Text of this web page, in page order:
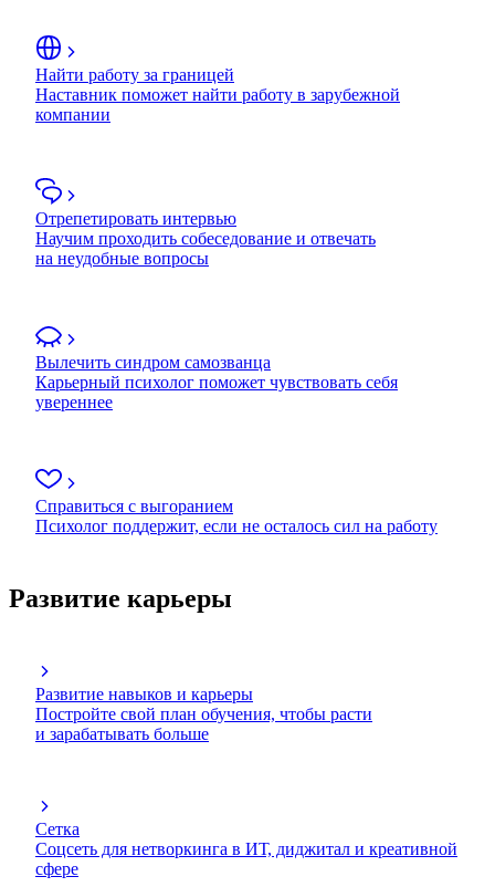
Найти работу за границей
Наставник поможет найти работу в зарубежной
компании
Отрепетировать интервью
Научим проходить собеседование и отвечать
на неудобные вопросы
Вылечить синдром самозванца
Карьерный психолог поможет чувствовать себя
увереннее
Справиться с выгоранием
Психолог поддержит, если не осталось сил на работу
Развитие карьеры
Развитие навыков и карьеры
Постройте свой план обучения, чтобы расти
и зарабатывать больше
Сетка
Соцсеть для нетворкинга в ИТ, диджитал и креативной
сфере